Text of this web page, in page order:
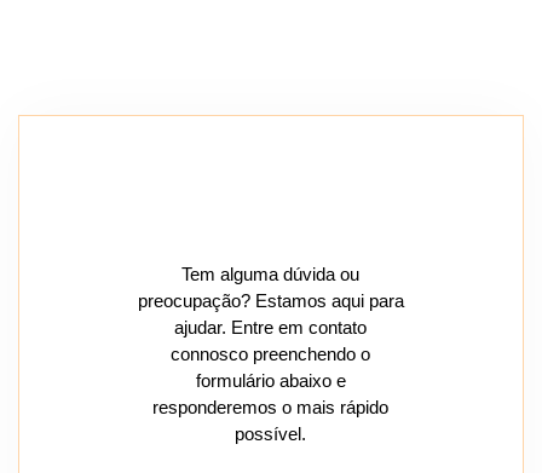
Tem alguma dúvida ou
preocupação? Estamos aqui para
ajudar. Entre em contato
connosco preenchendo o
formulário abaixo e
responderemos o mais rápido
possível.